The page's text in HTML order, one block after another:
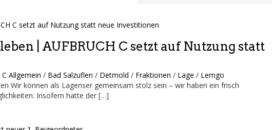
| AUFBRUCH C setzt auf Nutzung statt
Allgemein / Bad Salzuflen / Detmold / Fraktionen / Lage / Lemgo
Wir können als Lagenser gemeinsam stolz sein – wir haben ein frisch
Insofern hatte der […]